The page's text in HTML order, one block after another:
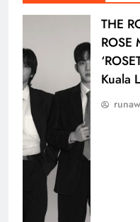
THE
ROSE
Kuala